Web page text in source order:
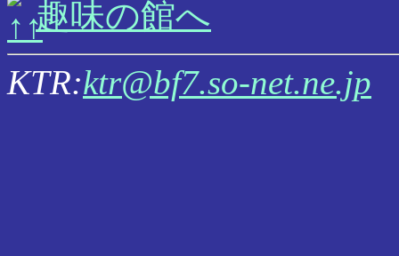
趣味の館へ
KTR:ktr@bf7.so-net.ne.jp